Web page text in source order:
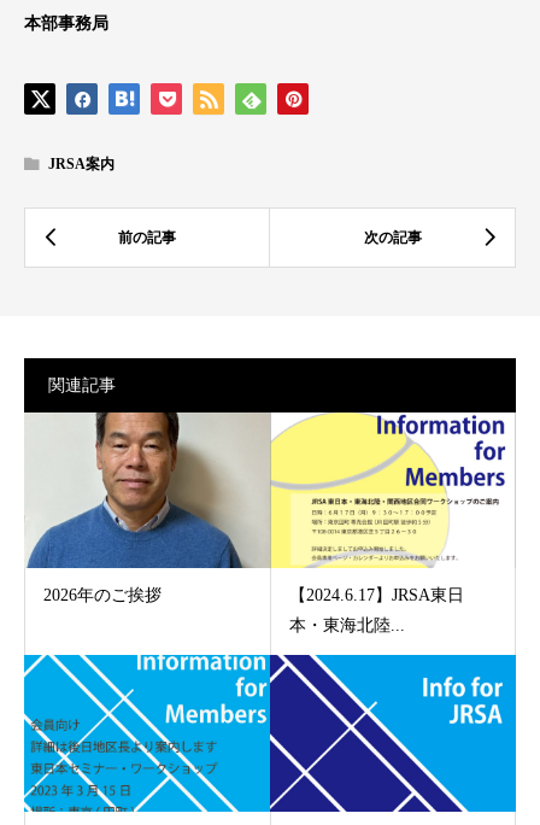
本部事務局
JRSA案内
関連記事
2026年のご挨拶
【2024.6.17】JRSA東日
本・東海北陸...